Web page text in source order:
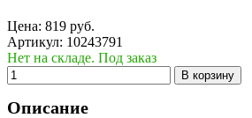
Цена: 819 руб.
Артикул: 10243791
Нет на складе. Под заказ
В корзину
Описание